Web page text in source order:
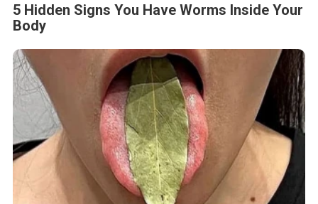
5 Hidden Signs You Have Worms Inside Your
Body